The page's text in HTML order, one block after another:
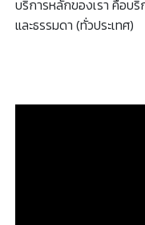
บริการหลักของเรา คือ
และธรรมดา (ทั่วประเทศ)